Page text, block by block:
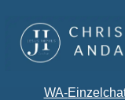
WA-